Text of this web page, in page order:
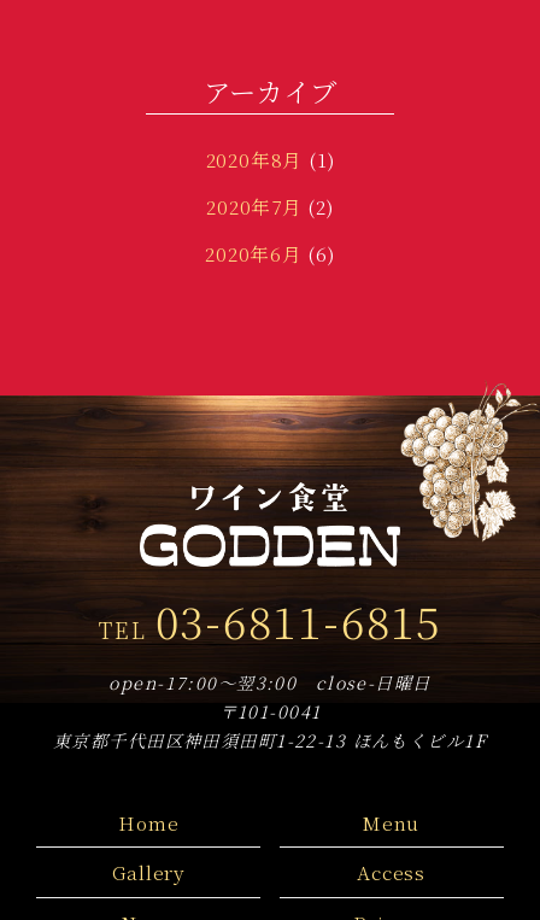
アーカイブ
2020年8月 (1)
2020年7月 (2)
2020年6月 (6)
2019年12月(3)
2019年11月(5)
2019年10月(18)
2019年9月(8)
2019年7月
(9)
2019年6月 (14)
2019年5月(17)
TEL 03-6811-6815
open-17:00～翌3:00 close-日曜日
〒101-0041
東京都千代田区神田須田町1-22-13 ほんもくビル1F
Home
Menu
Gallery
Access